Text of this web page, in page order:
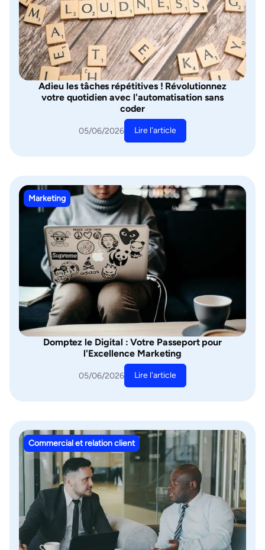
Adieu les tâches répétitives ! Révolutionnez
votre quotidien avec l'automatisation sans
coder
05/06/2026 Lire l'article
Marketing
Domptez le Digital : Votre Passeport pour
l'Excellence Marketing
05/06/2026 Lire l'article
Commercial et relation client